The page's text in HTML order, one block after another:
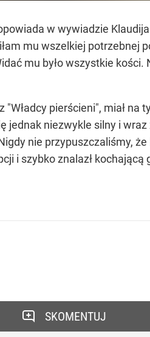
w wywiadzie
mu wszelkiej potrzebnej
mu było wszystkie kości.
pierścieni", miał na
jednak niezwykle silny i wraz
nie przypuszczaliśmy, że
i szybko znalazł kochającą
SKOMENTUJ